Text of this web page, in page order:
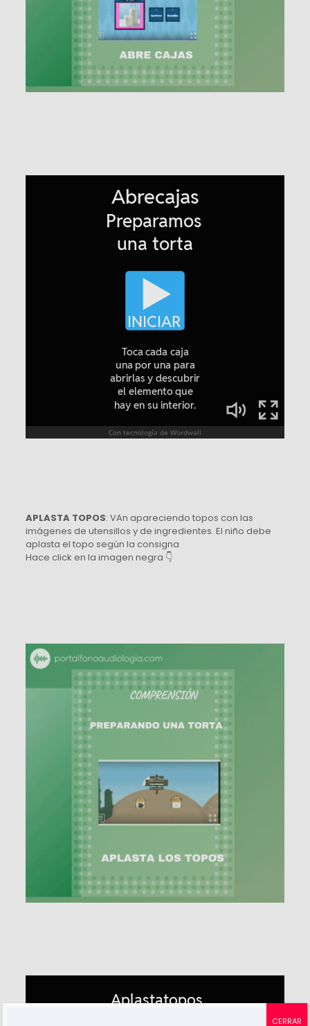
APLASTA TOPOS: VAn apareciendo topos con las
imágenes de utensillos y de ingredientes. El niño debe
aplasta el topo según la consigna
Hace click en la imagen negra 👇
CERRAR